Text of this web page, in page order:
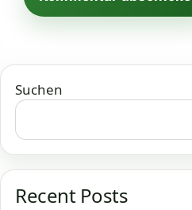
Suchen
Recent Posts